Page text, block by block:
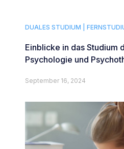
DUALES STUDIUM |
Einblicke in das Studium
Psychologie und
September 16, 2024